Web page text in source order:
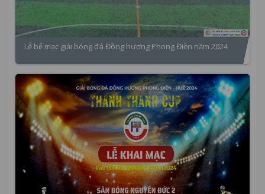
Lễ bế mạc giải bóng đá Đồng hương Phong Điền năm 2024